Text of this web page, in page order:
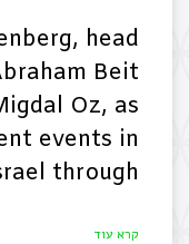
head
Beit
Oz, as
events in
Israel through
קרא עוד